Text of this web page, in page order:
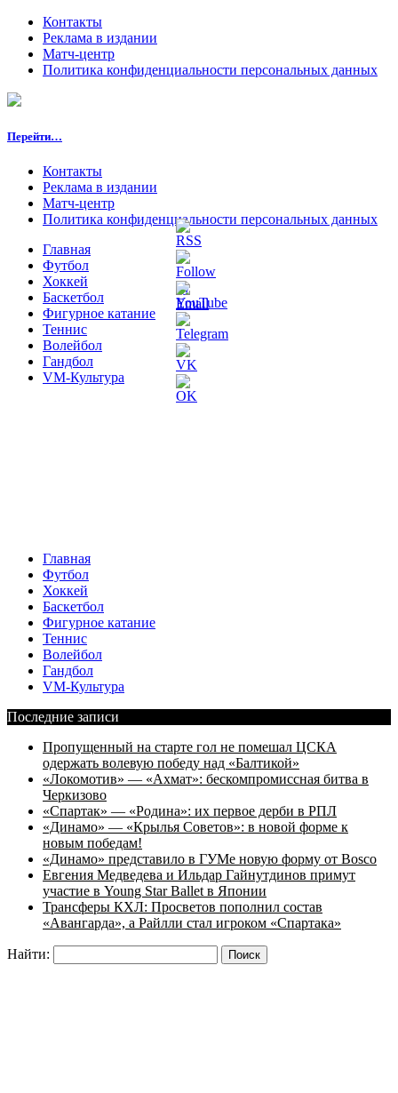
Контакты
Реклама в издании
Матч-центр
Политика конфиденциальности персональных данных
Перейти…
Контакты
Реклама в издании
Матч-центр
Политика конфиденциальности персональных данных
Главная
Футбол
Хоккей
Баскетбол
Фигурное катание
Теннис
Волейбол
Гандбол
VM-Культура
Главная
Футбол
Хоккей
Баскетбол
Фигурное катание
Теннис
Волейбол
Гандбол
VM-Культура
Последние записи
Пропущенный на старте гол не помешал ЦСКА
одержать волевую победу над «Балтикой»
«Локомотив» — «Ахмат»: бескомпромиссная битва в
Черкизово
«Спартак» — «Родина»: их первое дерби в РПЛ
«Динамо» — «Крылья Советов»: в новой форме к
новым победам!
«Динамо» представило в ГУМе новую форму от Bosco
Евгения Медведева и Ильдар Гайнутдинов примут
участие в Young Star Ballet в Японии
Трансферы КХЛ: Просветов пополнил состав
«Авангарда», а Райлли стал игроком «Спартака»
Найти: